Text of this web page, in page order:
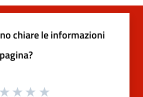
chiare le informazioni